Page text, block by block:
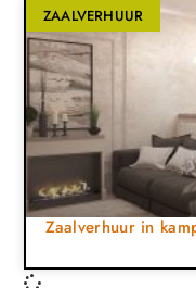
ZAALVERHUUR
Zaalverhuur in